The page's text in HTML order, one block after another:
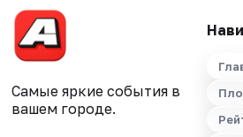
Самые яркие события в
вашем городе.